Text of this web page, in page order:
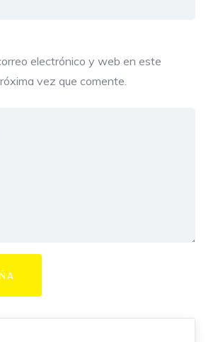
electrónico y web en este
vez que comente.